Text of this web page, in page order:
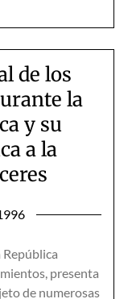
de los
la
y su
a la
República
presenta
de numerosas